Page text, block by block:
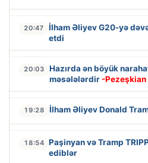
20:47
İlham Əliyev G20-yə
etdi
20:03
Hazırda ən böyük
məsələlərdir -Pezeşkian
19:28 İlham Əliyev Donald
18:54 Paşinyan və Tramp
ediblər